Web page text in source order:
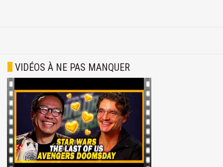
VIDÉOS À NE PAS MANQUER